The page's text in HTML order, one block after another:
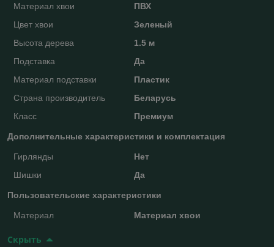
Материал хвои
ПВХ
Цвет хвои
Зеленый
Высота дерева
1.5 м
Подставка
Да
Материал подставки
Пластик
Страна производитель
Беларусь
Класс
Премиум
Дополнительные характеристики и комплектация
Гирлянды
Нет
Шишки
Да
Пользовательские характеристики
Материал Материал хвои
Скрыть